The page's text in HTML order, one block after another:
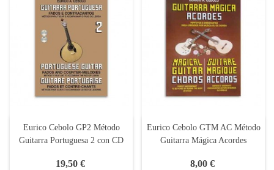
Eurico Cebolo GP2 Método
Guitarra Portuguesa 2 con CD
19,50 €
Eurico Cebolo GTM AC Método
Guitarra Mágica Acordes
8,00 €